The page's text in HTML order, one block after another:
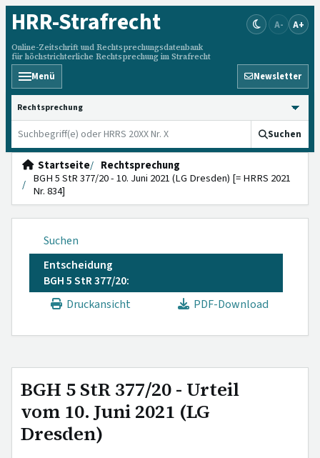
HRR-Strafrecht
Online-Zeitschrift und Rechtsprechungsdatenbank
für höchstrichterliche Rechtsprechung im Strafrecht
A- A+
Menü Newsletter
HRRS durchsuchen
Suchen
Startseite
Rechtsprechung
BGH 5 StR 377/20 - 10. Juni 2021 (LG Dresden) [= HRRS 2021
Nr. 834]
Suchen
Entscheidung
BGH 5 StR 377/20:
Druckansicht
PDF-Download
BGH 5 StR 377/20 - Urteil
vom 10. Juni 2021 (LG
Dresden)